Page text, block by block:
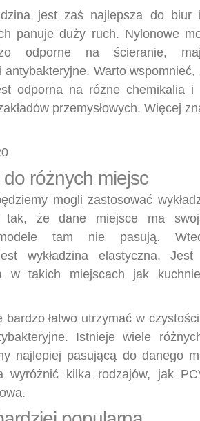
jest zaś najlepsza do biur
panuje duży ruch. Nylonowe
odporne na ścieranie,
Warto wspomnieć,
odporna na różne chemikalia i
przemysłowych. Więcej
różnych miejsc
mogli zastosować
że dane miejsce ma
tam nie pasują.
wykładzina elastyczna.
w takich miejscach jak
bardzo łatwo utrzymać w
Istnieje wiele
najlepiej pasującą do danego
wyróżnić kilka rodzajów, jak